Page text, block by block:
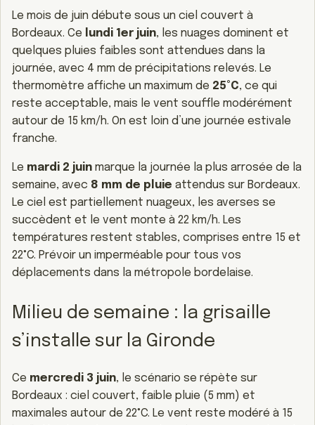
Le mois de juin débute sous un ciel couvert à
Bordeaux. Ce
lundi 1er juin, les nuages dominent et
quelques pluies faibles sont attendues dans la
journée, avec 4 mm de précipitations relevés. Le
thermomètre affiche un maximum de 25°C, ce qui
reste acceptable, mais le vent souffle modérément
autour de 15 km/h. On est loin d’une journée estivale
franche.
Le mardi 2 juin marque la journée la plus arrosée de la
semaine, avec 8 mm de pluie attendus sur Bordeaux.
Le ciel est partiellement nuageux, les averses se
succèdent et le vent monte à 22 km/h. Les
températures restent stables, comprises entre 15 et
22°C. Prévoir un imperméable pour tous vos
déplacements dans la métropole bordelaise.
Milieu de semaine : la grisaille
s’installe sur la Gironde
Ce mercredi 3 juin, le scénario se répète sur
Bordeaux : ciel couvert, faible pluie (5 mm) et
maximales autour de 22°C. Le vent reste modéré à 15